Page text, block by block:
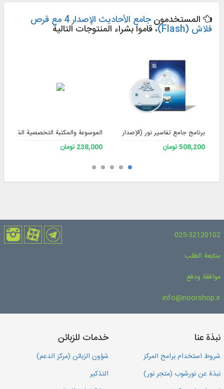
المستخدمون جامع الأحاديث الإصدار 4 مع قرص
فلاش (Flash) ، قاموا بشراء المنتوجات التالية
برنامج جامع تفاسير نور (الإصدار 4)
508,200 تومان
الموسوعة والمكتبة التخصصية الشاملة
238,000 تومان
025-32120102
متابعة الطلب
موافقة ودفع
info@noorshop.ir
نبذة عنا
شروط استخدام برامج المركز
نبذة عن نورشوب (متجر نور)
خدمات للزبائن
شؤون الزبائن (مركز الدعم)
التذكير